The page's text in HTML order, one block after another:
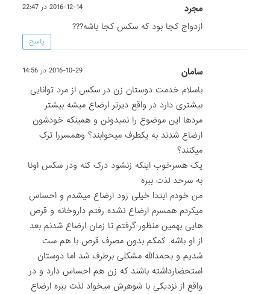
مجرد 2016-12-14 در 22:47
ازدواج کجا بود که سکس کجا باشه???
پاسخ
سامان 2016-10-29 در 14:56
باسلام خدمت دوستان زن در سکس از مرد توانایی
بیشتری دارد در واقع دیرتر ارضاع میشه بیشتر
مردها این موضوع را نمیدونن و همینکه خودشون
ارضاع شدند به یکطرف میخوابند؟ وهمسررا ترک
میکنند؟
یک هسرخوب اینکه زنشود درک کنه ودر سکس اونا
به سرحد لذت ببره
من خودم ابتدا خیلی زود ارضاع میشدم و احساس
میکردم همسرم ارضاع نشده رفتم داروخانه و قرص
هایی بهمین منظور گرفتم تا زمان ارضاع شدنم بعد
از او باشه. کمکم بدون مصرف قرص با هم ست
شدیم و بحمدالله مشکلی برطرف شد اما دوستان
استحضارداشته باشند که زن هم احساس دارد و در
واقع از نزدیکی با شوهرش میخواد لذت ببره ارضاع